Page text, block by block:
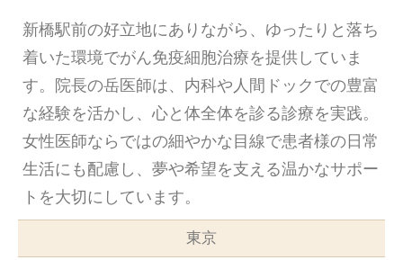
新橋駅前の好立地にありながら、ゆったりと落ち
着いた環境でがん免疫細胞治療を提供していま
す。院長の岳医師は、内科や人間ドックでの豊富
な経験を活かし、心と体全体を診る診療を実践。
女性医師ならではの細やかな目線で患者様の日常
生活にも配慮し、夢や希望を支える温かなサポー
トを大切にしています。
東京